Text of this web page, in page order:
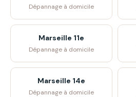
Dépannage à domicile
Marseille 11e
Dépannage à domicile
Marseille 14e
Dépannage à domicile